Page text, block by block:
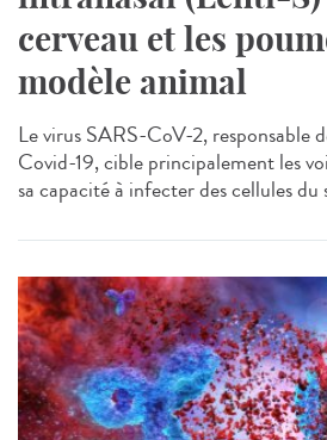
cerveau et les
modèle animal
Le virus SARS-CoV-2, responsable
Covid-19, cible principalement les
sa capacité à infecter des cellules du